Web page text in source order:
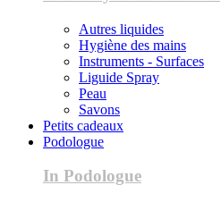
Autres liquides
Hygiène des mains
Instruments - Surfaces
Liguide Spray
Peau
Savons
Petits cadeaux
Podologue
In Podologue